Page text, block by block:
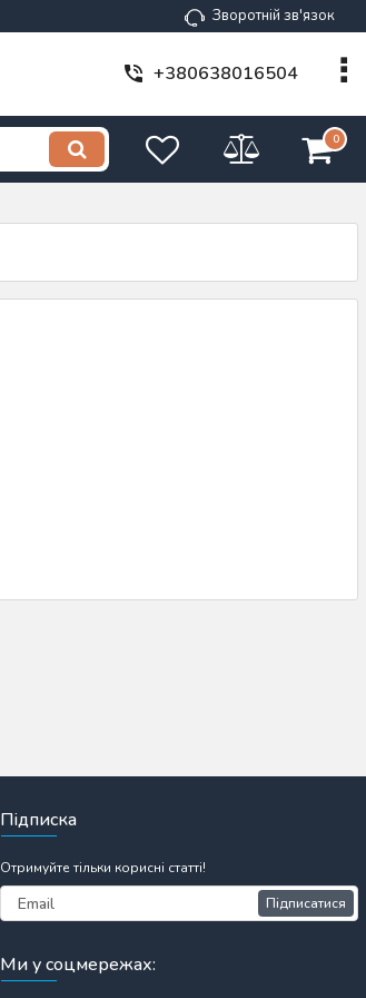
Зворотній зв'язок
+380638016504
0
Підписка
Отримуйте тільки корисні статті!
Підписатися
Ми у соцмережах: